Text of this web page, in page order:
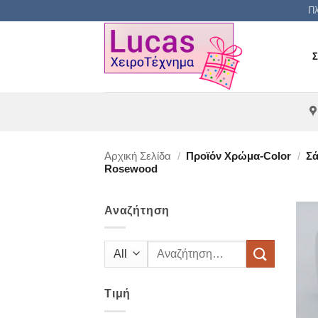
Αρχική Σελίδα / Προϊόν Χρώμα-Color /
Rosewood
Αναζήτηση
Αναζήτηση
Τιμή